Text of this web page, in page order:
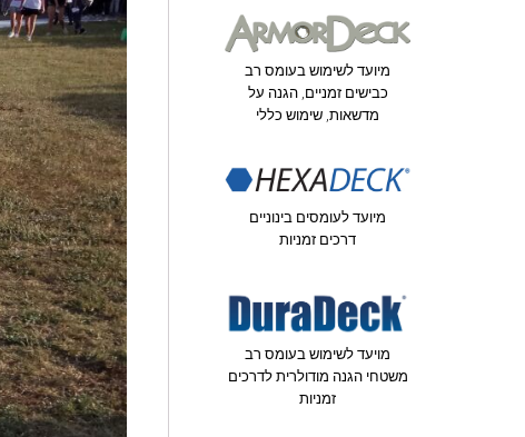
מיועד לשימוש בעומס רב
כבישים זמניים, הגנה על
מדשאות, שימוש כללי
מיועד לעומסים בינוניים
דרכים זמניות
מויעד לשימוש בעומס רב
משטחי הגנה מודולרית לדרכים
זמניות